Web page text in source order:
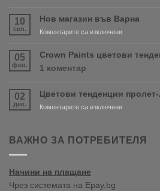
продуктите
RONSEAL
PURDY!
10
сеп.
Нов магазин във Варна
Коментарите са изключениза
05
фев.
Crown Paints цветови
1 коментар
цветови
тенденции
Лято
02
дек.
Цветови тенденции пролет-
Коментарите са изключениза
пролет-
ВАЖНО ЗА ПОТРЕБИТЕЛЯ
Начини на плащане
Чрез системата на Epay.bg